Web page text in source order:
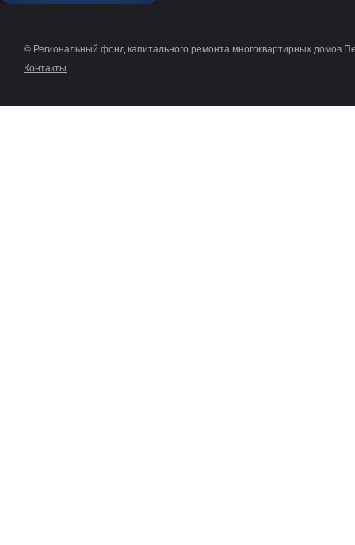
© Региональный фонд капитального ремонта многоквартирных домов
Контакты